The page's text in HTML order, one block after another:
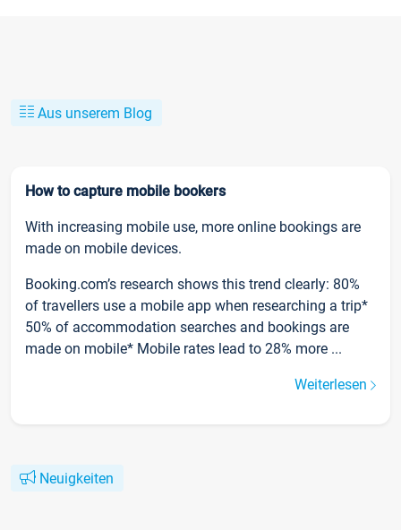
Aus unserem Blog
How to capture mobile bookers
With increasing mobile use, more online bookings are
made on mobile devices.
Booking.com’s research shows this trend clearly: 80%
of travellers use a mobile app when researching a trip*
50% of accommodation searches and bookings are
made on mobile* Mobile rates lead to 28% more ...
Weiterlesen
Neuigkeiten